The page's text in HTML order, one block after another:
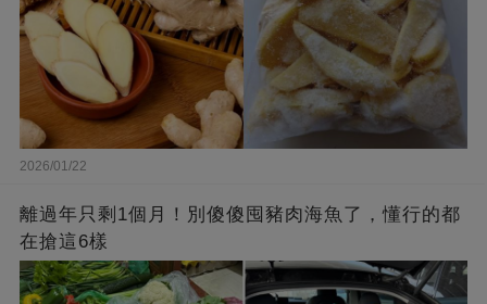
2026/01/22
離過年只剩1個月！別傻傻囤豬肉海魚了，懂行的都
在搶這6樣